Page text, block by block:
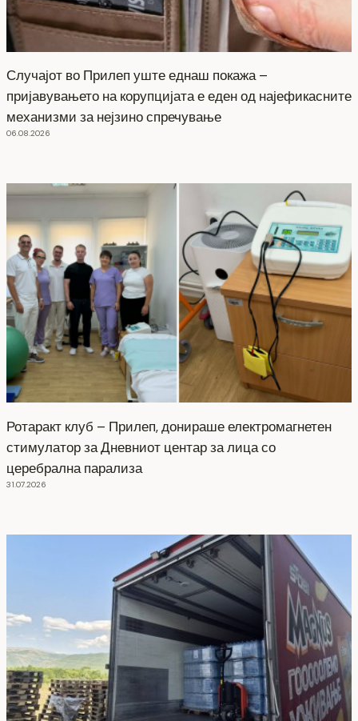
Случајот во Прилеп уште еднаш покажа –
пријавувањето на корупцијата е еден од најефикасните
механизми за нејзино спречување
06.08.2026
Ротаракт клуб – Прилеп, донираше електромагнетен
стимулатор за Дневниот центар за лица со
церебрална парализа
31.07.2026